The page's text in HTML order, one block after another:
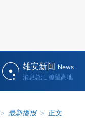
雄安新闻 News
消息总汇 瞭望高地
> 最新播报 > 正文